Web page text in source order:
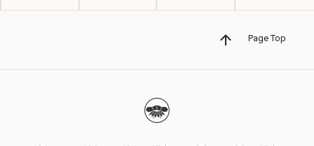
Page Top